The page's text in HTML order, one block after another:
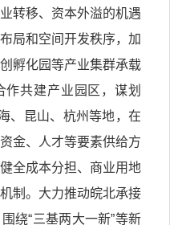
转移、资本外溢的机遇
局和空间开发秩序，加
孵化园等产业集群承载
共建产业园区，谋划
、昆山、杭州等地，在
金、人才等要素供给方
全成本分担、商业用地
制。大力推动皖北承接
绕“三基两大一新”等新